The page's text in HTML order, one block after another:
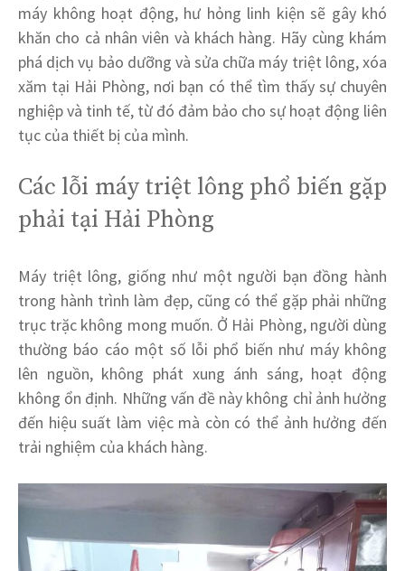
máy không hoạt động, hư hỏng linh kiện sẽ gây khó
khăn cho cả nhân viên và khách hàng. Hãy cùng khám
phá dịch vụ bảo dưỡng và sửa chữa máy triệt lông, xóa
xăm tại Hải Phòng, nơi bạn có thể tìm thấy sự chuyên
nghiệp và tinh tế, từ đó đảm bảo cho sự hoạt động liên
tục của thiết bị của mình.
Các lỗi máy triệt lông phổ biến gặp
phải tại Hải Phòng
Máy triệt lông, giống như một người bạn đồng hành
trong hành trình làm đẹp, cũng có thể gặp phải những
trục trặc không mong muốn. Ở Hải Phòng, người dùng
thường báo cáo một số lỗi phổ biến như máy không
lên nguồn, không phát xung ánh sáng, hoạt động
không ổn định. Những vấn đề này không chỉ ảnh hưởng
đến hiệu suất làm việc mà còn có thể ảnh hưởng đến
trải nghiệm của khách hàng.